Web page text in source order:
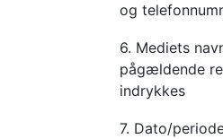
og
6. Mediets
pågældende
indrykkes
7. Dato/